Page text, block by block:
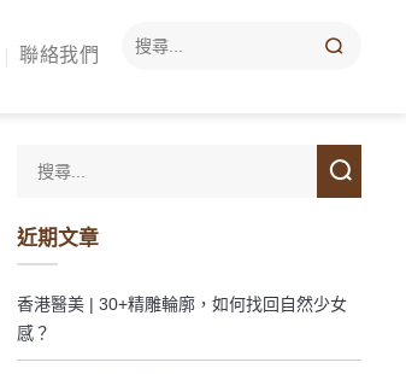
聯絡我們
近期文章
香港醫美 | 30+精雕輪廓，如何找回自然少女
感？